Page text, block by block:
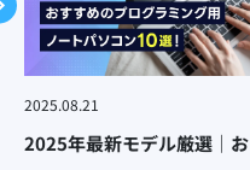
2025.08.21
2025年最新モデル厳選｜お